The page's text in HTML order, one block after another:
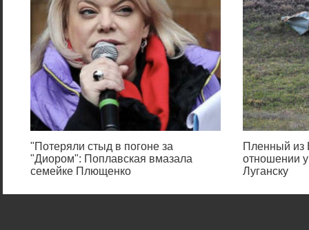
"Потеряли стыд в погоне за
"Диором": Поплавская вмазала
семейке Плющенко
Пленный из
отношении
Луганску